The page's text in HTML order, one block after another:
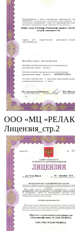
ООО «МЦ
Лицензия_стр.2